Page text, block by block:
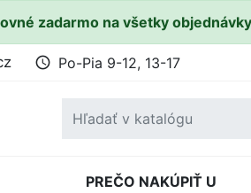
zadarmo na všetky
access_time Po-Pia 9-12, 13-17
PREČO NAKÚPIŤ U